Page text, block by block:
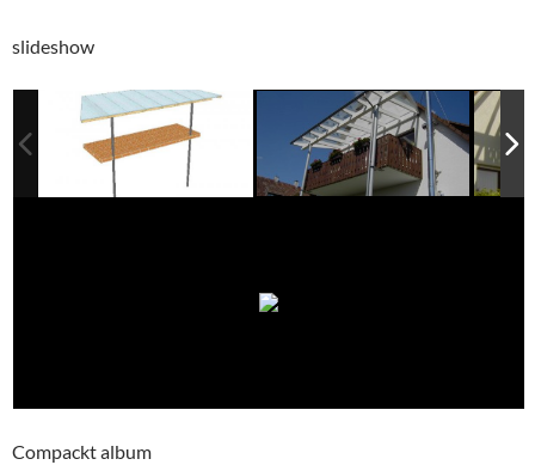
slideshow
Compackt album